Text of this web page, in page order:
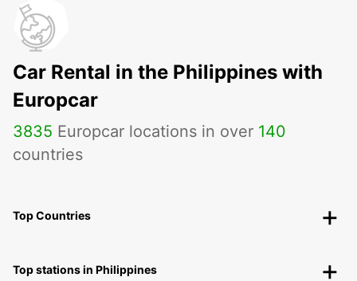
Car Rental in the Philippines with
Europcar
3835 Europcar locations in over 140
countries
Top Countries
Top stations in Philippines